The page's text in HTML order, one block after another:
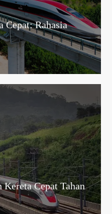
Cepat: Rahasia
Cepat Tahan